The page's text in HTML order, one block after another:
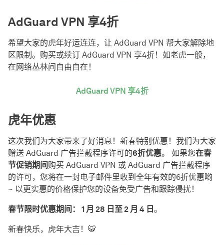
AdGuard VPN 享4折
希望大家的虎年好运连连，让 AdGuard VPN 帮大家解除地
区限制。购买或续订 AdGuard VPN 享4折！如老虎一般，
在网络丛林间自由自在！
AdGuard VPN 享4折
虎年优惠
这次我们为大家带来了好消息！新春特别优惠！我们为大家
赠送 AdGuard 广告拦截程序许可的6折优惠。 如果您在春
节促销期间购买 AdGuard VPN 或 AdGuard 广告拦截程序
的许可，您将在一封电子邮件里收到全年有效的6折优惠哟
~ 以更实惠的价格保护您的设备免受广告和跟踪侵扰！
春节限时优惠期间： 1 月 28 日至 2 月 4 日 。
新春快乐，虎年大吉！🐯